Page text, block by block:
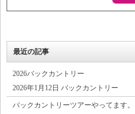
最近の記事
2026バックカントリー
2026年1月12日 バックカントリー
バックカントリーツアーやってます。